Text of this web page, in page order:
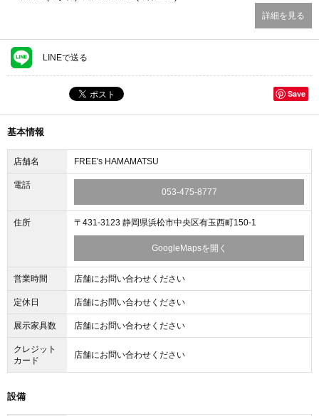
詳細を見る
LINEで送る
Save
基本情報
店舗名 FREE's HAMAMATSU
電話
053-475-8777
住所 〒431-3123 静岡県浜松市中央区有玉西町150-1
GoogleMapsを開く
営業時間 店舗にお問い合わせください
定休日 店舗にお問い合わせください
展示家具数 店舗にお問い合わせください
クレジット
カード
店舗にお問い合わせください
設備